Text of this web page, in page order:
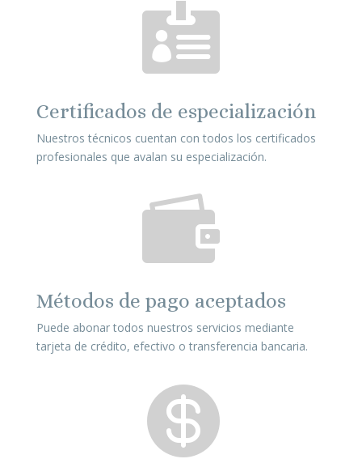

Certificados de especialización
Nuestros técnicos cuentan con todos los certificados
profesionales que avalan su especialización.

Métodos de pago aceptados
Puede abonar todos nuestros servicios mediante
tarjeta de crédito, efectivo o transferencia bancaria.
